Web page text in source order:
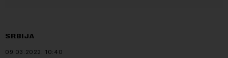
SRBIJA
09.03.2022. 10:40